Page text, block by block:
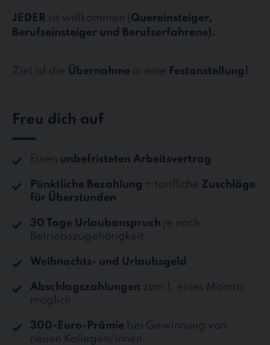
JEDER ist willkommen (Quereinsteiger,
Berufseinsteiger und Berufserfahrene).
Ziel ist die Übernahme in eine Festanstellung!
Freu dich auf
Einen unbefristeten Arbeitsvertrag
Pünktliche Bezahlung + tarifliche Zuschläge
für Überstunden
30 Tage Urlaubanspruch je nach
Betriebszugehörigkeit
Weihnachts- und Urlaubsgeld
Abschlagszahlungen zum 1. eines Monats
möglich
300-Euro-Prämie bei Gewinnung von
neuen Kollegen/innen